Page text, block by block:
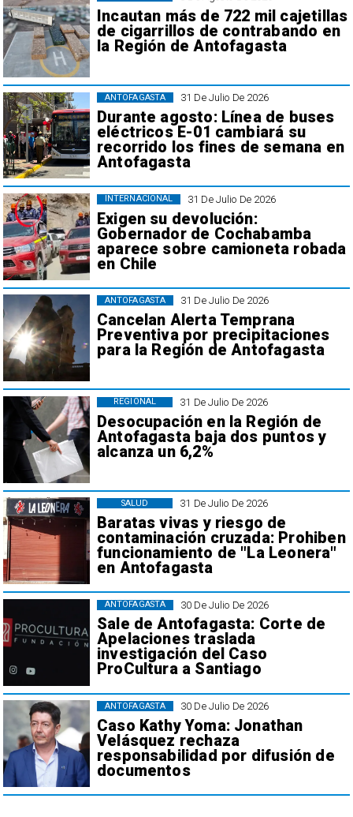
Incautan más de 722 mil cajetillas
de cigarrillos de contrabando en
la Región de Antofagasta
31 De Julio De 2026
Durante agosto: Línea de buses
eléctricos E-01 cambiará su
recorrido los fines de semana en
Antofagasta
ANTOFAGASTA
31 De Julio De 2026
Exigen su devolución:
Gobernador de Cochabamba
aparece sobre camioneta robada
en Chile
INTERNACIONAL
31 De Julio De 2026
Cancelan Alerta Temprana
Preventiva por precipitaciones
para la Región de Antofagasta
ANTOFAGASTA
31 De Julio De 2026
Desocupación en la Región de
Antofagasta baja dos puntos y
alcanza un 6,2%
REGIONAL
31 De Julio De 2026
Baratas vivas y riesgo de
contaminación cruzada: Prohiben
funcionamiento de "La Leonera"
en Antofagasta
SALUD
30 De Julio De 2026
Sale de Antofagasta: Corte de
Apelaciones traslada
investigación del Caso
ProCultura a Santiago
ANTOFAGASTA
30 De Julio De 2026
Caso Kathy Yoma: Jonathan
Velásquez rechaza
responsabilidad por difusión de
documentos
ANTOFAGASTA